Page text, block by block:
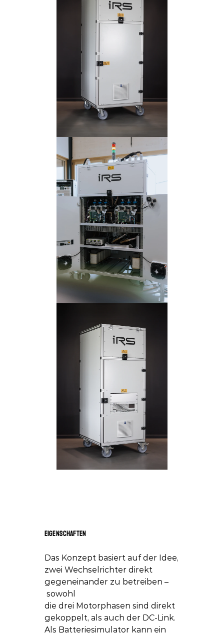
Eigenschaften
Das Konzept basiert auf der Idee,
zwei Wechselrichter direkt
gegeneinander zu betreiben –
sowohl
die drei Motorphasen sind direkt
gekoppelt, als auch der DC-Link.
Als Batteriesimulator kann ein